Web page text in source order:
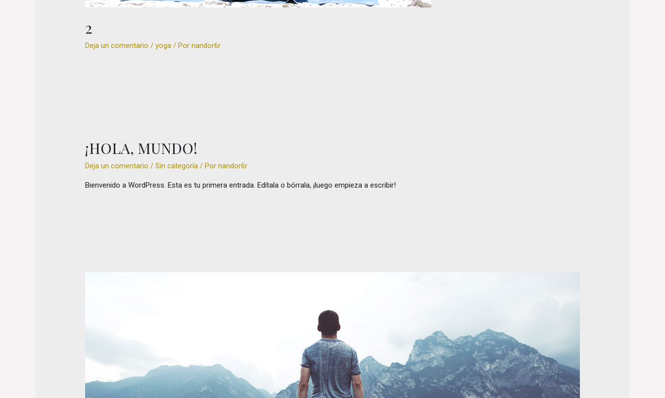
2
Deja un comentario /yoga / Pornandor6r
¡HOLA, MUNDO!
Deja un comentario /Sin categoría / Pornandor6r
Bienvenido a WordPress. Esta es tu primera entrada. Edítala o bórrala, ¡luego empieza a escribir!